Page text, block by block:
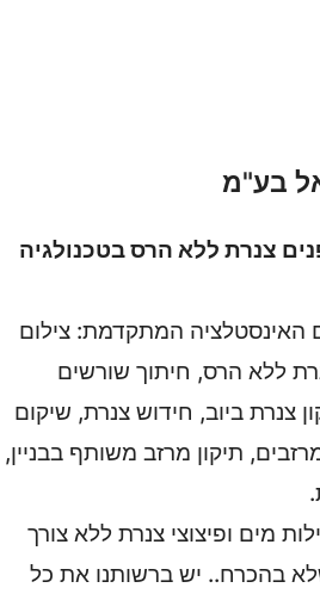
בע"מ
פנים צנרת ללא הרס בטכנולגיה
המתקדמת: צילום
ללא הרס, חיתוך שורשים
צנרת ביוב, חידוש צנרת, שיקום
תיקון מרזב משותף בבניין,
מים ופיצוצי צנרת ללא צורך
בהכרח.. יש ברשותנו את כל